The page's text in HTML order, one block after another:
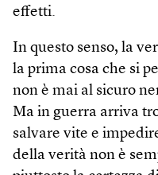
effetti.
In questo senso, la
la prima cosa che si
non è mai al sicuro
Ma in guerra arriva
salvare vite e
della verità non è